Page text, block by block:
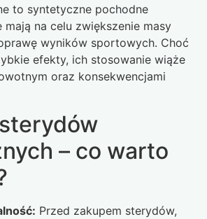
to syntetyczne pochodne
na celu zwiększenie masy
wyników sportowych. Choć
efekty, ich stosowanie wiąże
oraz konsekwencjami
– co warto
Przed zakupem sterydów,